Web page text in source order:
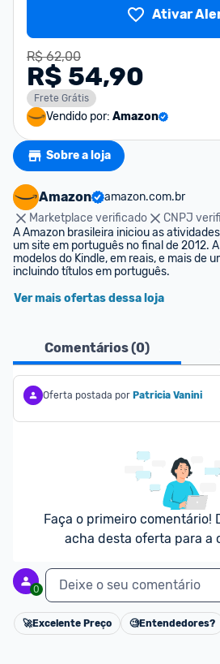
Ativar
R$ 62,00
R$ 54,90
Frete Grátis
Vendido por: Amazon
Sobre a loja
Amazon
amazon.com.br
Marketplace verificado
CNPJ
A Amazon brasileira iniciou as
um site em português no final de 2012.
modelos do Kindle, em reais, e mais de
incluindo títulos em português.
Ver mais ofertas dessa loja
Comentários (0)
Oferta postada por Patricia Vanini
Faça o primeiro comentário!
acha desta oferta para a
0 Deixe o seu comentário
🚀Excelente Preço 🧐Entendedores?